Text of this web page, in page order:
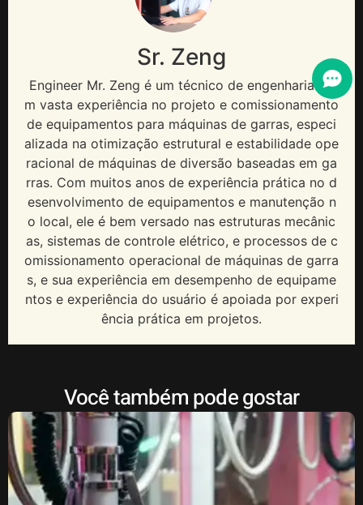
Sr. Zeng
Engineer Mr. Zeng é um técnico de engenharia co
m vasta experiência no projeto e comissionamento
de equipamentos para máquinas de garras, especi
alizada na otimização estrutural e estabilidade ope
racional de máquinas de diversão baseadas em ga
rras. Com muitos anos de experiência prática no d
esenvolvimento de equipamentos e manutenção n
o local, ele é bem versado nas estruturas mecânic
as, sistemas de controle elétrico, e processos de c
omissionamento operacional de máquinas de garra
s, e sua experiência em desempenho de equipame
ntos e experiência do usuário é apoiada por experi
ência prática em projetos.
Você também pode gostar